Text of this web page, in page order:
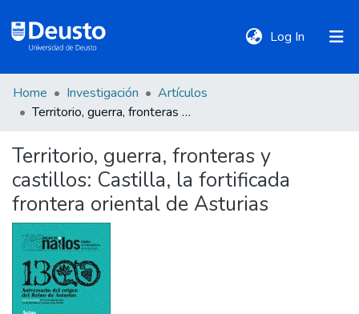
Log In (current)
DeustoTeka
Communities
&
Collections
All of DSpace
Statistics
Home Investigación
Artículos
Territorio, guerra, fronteras y castillos: Castilla, la fortificada frontera oriental de Asturias
Territorio, guerra, fronteras y
castillos: Castilla, la fortificada
frontera oriental de Asturias